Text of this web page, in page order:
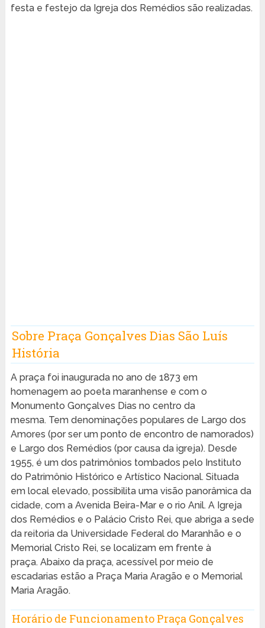
festa e festejo da Igreja dos Remédios são realizadas.
Sobre Praça Gonçalves Dias São Luís
História
A praça foi inaugurada no ano de 1873 em
homenagem ao poeta maranhense e com o
Monumento Gonçalves Dias no centro da
mesma. Tem denominações populares de Largo dos
Amores (por ser um ponto de encontro de namorados)
e Largo dos Remédios (por causa da igreja). Desde
1955, é um dos patrimônios tombados pelo Instituto
do Patrimônio Histórico e Artístico Nacional. Situada
em local elevado, possibilita uma visão panorâmica da
cidade, com a Avenida Beira-Mar e o rio Anil. A Igreja
dos Remédios e o Palácio Cristo Rei, que abriga a sede
da reitoria da Universidade Federal do Maranhão e o
Memorial Cristo Rei, se localizam em frente à
praça. Abaixo da praça, acessível por meio de
escadarias estão a Praça Maria Aragão e o Memorial
Maria Aragão.
Horário de Funcionamento Praça Gonçalves